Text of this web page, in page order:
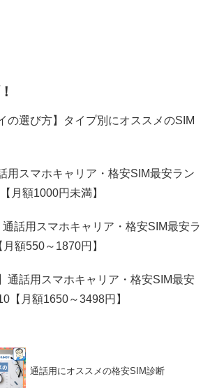
の選び方】タイプ別にオススメのSIM
用スマホキャリア・格安SIM最安ラン
月額1000円未満】
通話用スマホキャリア・格安SIM最安ラ
額550～1870円】
通話用スマホキャリア・格安SIM最安
【月額1650～3498円】
通話用にオススメの格安SIM診断